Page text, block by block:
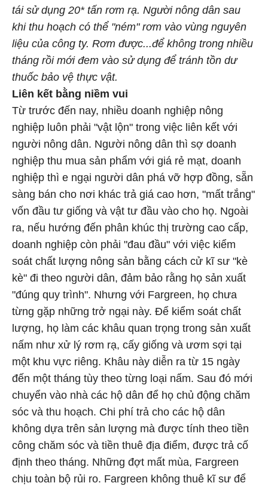
tái sử dụng 20* tấn rơm rạ. Người nông dân sau
khi thu hoạch có thể "ném" rơm vào vùng nguyên
liệu của công ty. Rơm được...để không trong nhiều
tháng rồi mới đem vào sử dụng để tránh tồn dư
thuốc bảo vệ thực vật.
Liên kết bằng niềm vui
Từ trước đến nay, nhiều doanh nghiệp nông
nghiệp luôn phải "vật lộn" trong việc liên kết với
người nông dân. Người nông dân thì sợ doanh
nghiệp thu mua sản phẩm với giá rẻ mạt, doanh
nghiệp thì e ngại người dân phá vỡ hợp đồng, sẵn
sàng bán cho nơi khác trả giá cao hơn, "mất trắng"
vốn đầu tư giống và vật tư đầu vào cho họ. Ngoài
ra, nếu hướng đến phân khúc thị trường cao cấp,
doanh nghiệp còn phải "đau đầu" với việc kiểm
soát chất lượng nông sản bằng cách cử kĩ sư "kè
kè" đi theo người dân, đảm bảo rằng họ sản xuất
"đúng quy trình". Nhưng với Fargreen, họ chưa
từng gặp những trở ngại này. Để kiểm soát chất
lượng, họ làm các khâu quan trọng trong sản xuất
nấm như xử lý rơm rạ, cấy giống và ươm sợi tại
một khu vực riêng. Khâu này diễn ra từ 15 ngày
đến một tháng tùy theo từng loại nấm. Sau đó mới
chuyển vào nhà các hộ dân để họ chủ động chăm
sóc và thu hoạch. Chi phí trả cho các hộ dân
không dựa trên sản lượng mà được tính theo tiền
công chăm sóc và tiền thuê địa điểm, được trả cố
định theo tháng. Những đợt mất mùa, Fargreen
chịu toàn bộ rủi ro. Fargreen không thuê kĩ sư để